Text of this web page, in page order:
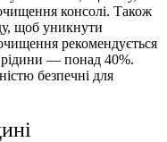
консолі. Також
щоб уникнути
рекомендується
рідини — понад 40%.
безпечні для